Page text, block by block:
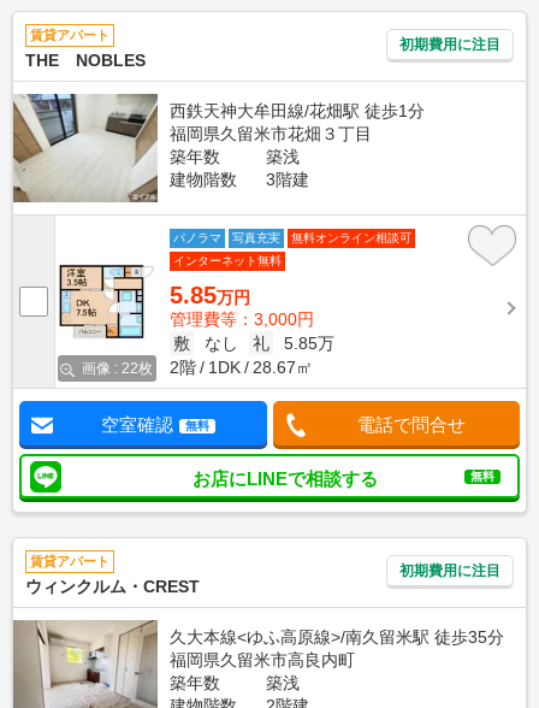
賃貸アパート
THE NOBLES
初期費用に注目
西鉄天神大牟田線/花畑駅 徒歩1分
福岡県久留米市花畑３丁目
築年数
築浅
建物階数
3階建
画像 : 22枚
パノラマ 写真充実
無料オンライン相談可
インターネット無料
5.85万円
管理費等：3,000円
敷
なし 礼
5.85万
2階
1DK 28.67㎡
空室確認 無料 電話で問合せ
お店にLINEで相談する 無料
賃貸アパート
ウィンクルム・CREST
初期費用に注目
久大本線<ゆふ高原線>/南久留米駅 徒歩35分
福岡県久留米市高良内町
築年数
築浅